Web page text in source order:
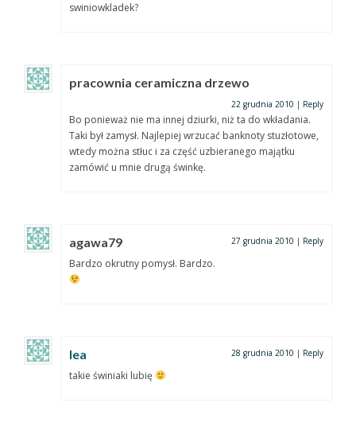
swiniowkladek?
pracownia ceramiczna drzewo
22 grudnia 2010 | Reply
Bo ponieważ nie ma innej dziurki, niż ta do wkładania.
Taki był zamysł. Najlepiej wrzucać banknoty stuzłotowe,
wtedy można stłuc i za część uzbieranego majątku
zamówić u mnie drugą świnkę.
agawa79 27 grudnia 2010 | Reply
Bardzo okrutny pomysł. Bardzo.
lea 28 grudnia 2010 | Reply
takie świniaki lubię